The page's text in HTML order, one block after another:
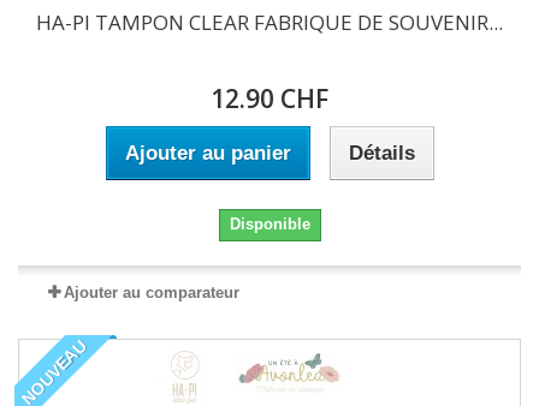
HA-PI TAMPON CLEAR FABRIQUE DE SOUVENIR...
12.90 CHF
Ajouter au panier Détails
Disponible
Ajouter au comparateur
NOUVEAU